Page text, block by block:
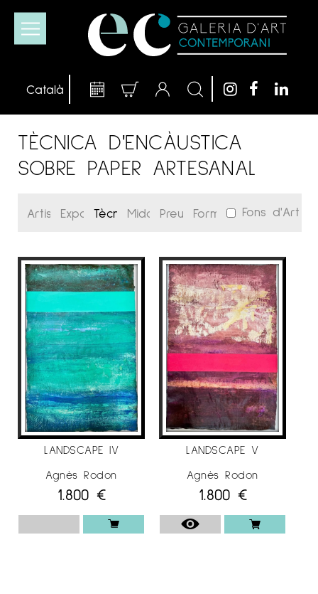
TÈCNICA D'ENCÀUSTICA
SOBRE PAPER ARTESANAL
Fons d'Art
LANDSCAPE IV
Agnès Rodon
1.800 €
LANDSCAPE V
Agnès Rodon
1.800 €